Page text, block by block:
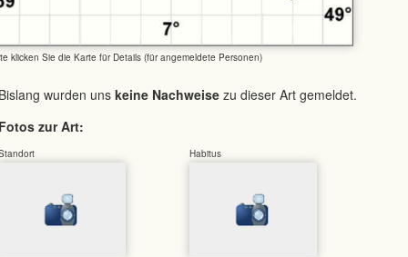
klicken Sie die Karte für Details (für angemeldete Personen)
wurden uns keine Nachweise zu dieser Art gemeldet.
zur Art:
Habitus